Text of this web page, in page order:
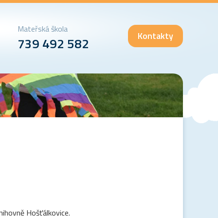
Kontakty
Mateřská škola
739 492 582
Hošťálkovice.